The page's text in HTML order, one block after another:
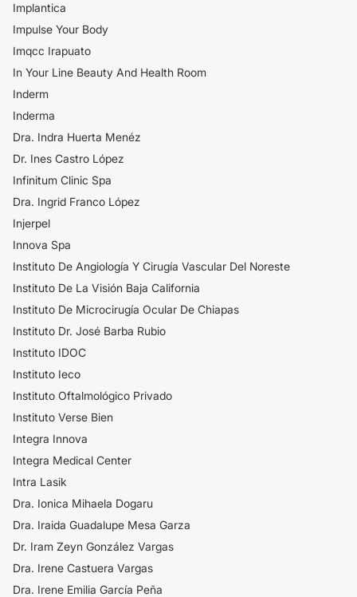
Implantica
Impulse Your Body
Imqcc Irapuato
In Your Line Beauty And Health Room
Inderm
Inderma
Dra. Indra Huerta Menéz
Dr. Ines Castro López
Infinitum Clinic Spa
​Dra. Ingrid Franco López
Injerpel
Innova Spa
Instituto De Angiología Y Cirugía Vascular Del Noreste
Instituto De La Visión Baja California
Instituto De Microcirugía Ocular De Chiapas
Instituto Dr. José Barba Rubio
Instituto IDOC
Instituto Ieco
Instituto Oftalmológico Privado
Instituto Verse Bien
Integra Innova
Integra Medical Center
Intra Lasik
Dra. Ionica Mihaela Dogaru
Dra. Iraida Guadalupe Mesa Garza
Dr. Iram Zeyn González Vargas
Dra. Irene Castuera Vargas
Dra. Irene Emilia García Peña